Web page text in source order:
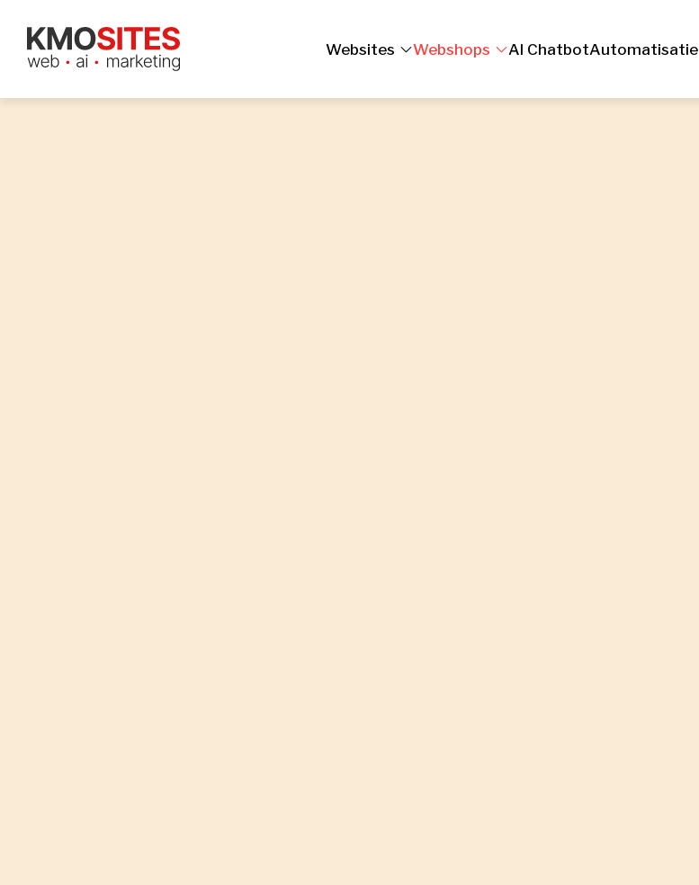
Websites Webshops AI ChatbotAutomatisatie